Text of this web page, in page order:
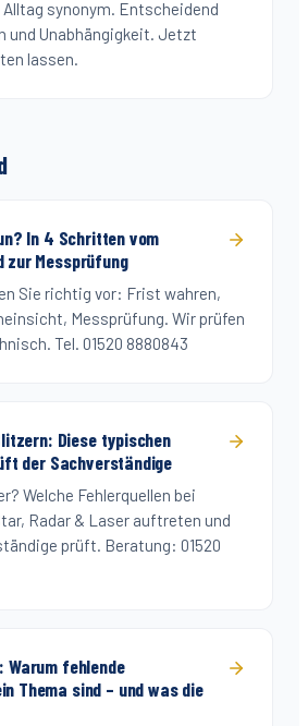
synonym. Entscheidend
und Unabhängigkeit. Jetzt
lassen.
In 4 Schritten vom
zur Messprüfung
Sie richtig vor: Frist wahren,
Messprüfung. Wir prüfen
Tel. 01520 8880843
Diese typischen
der Sachverständige
Welche Fehlerquellen bei
Radar & Laser auftreten und
prüft. Beratung: 01520
fehlende
Thema sind – und was die